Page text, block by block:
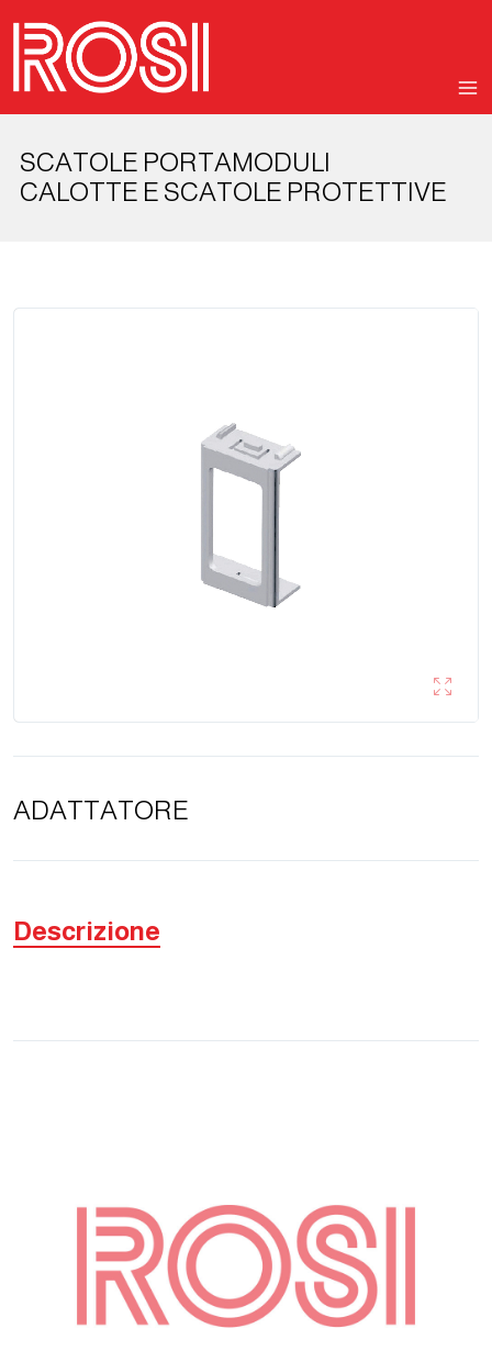
SCATOLE PORTAMODULI
CALOTTE E SCATOLE PROTETTIVE
ADATTATORE
Descrizione